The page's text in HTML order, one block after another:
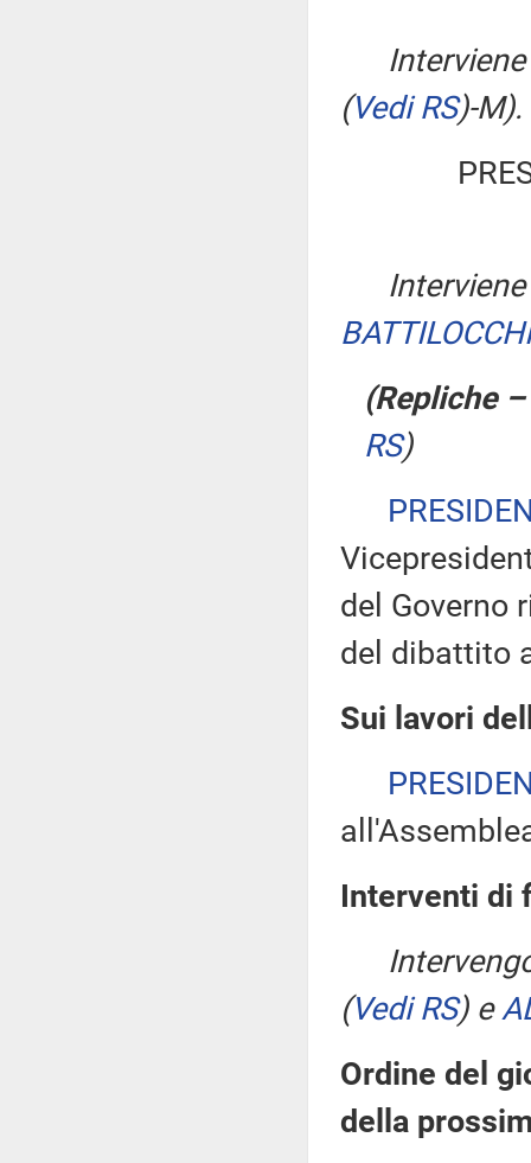
(Vedi RS)-M).
(Repliche
RS)
del Governo
del dibattito
Sui lavori
Interventi di
(Vedi RS)e
Ordine del
della